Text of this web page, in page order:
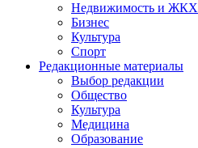
Недвижимость и ЖКХ
Бизнес
Культура
Спорт
Редакционные материалы
Выбор редакции
Общество
Культура
Медицина
Образование